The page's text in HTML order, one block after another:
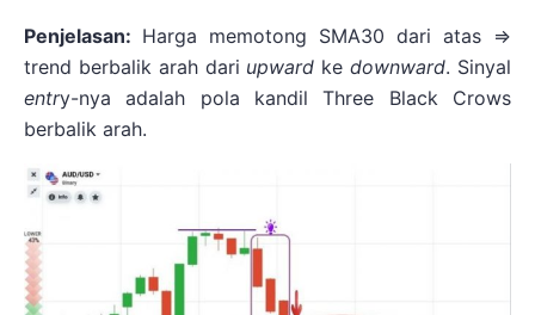
Penjelasan: Harga memotong SMA30 dari atas =>
trend berbalik arah dari upward kedownward. Sinyal
entry-nya adalah pola kandil Three Black Crows
berbalik arah.